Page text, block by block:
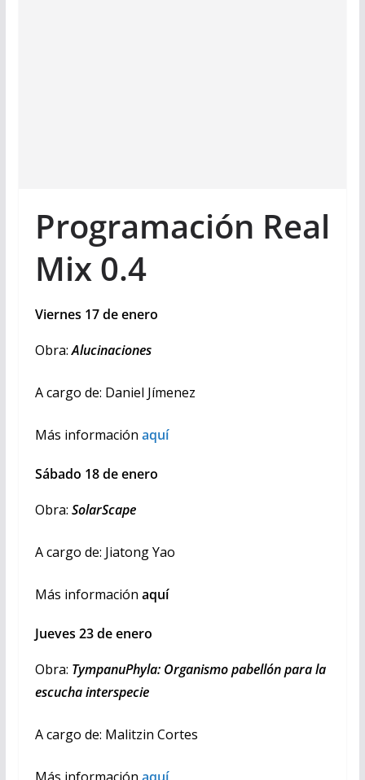
Programación Real
Mix 0.4
Viernes 17 de enero
Obra:Alucinaciones
A cargo de: Daniel Jímenez
Más información aquí
Sábado 18 de enero
Obra: SolarScape
A cargo de: Jiatong Yao
Más información aquí
Jueves 23 de enero
Obra: TympanuPhyla: Organismo pabellón para la
escucha interspecie
A cargo de: Malitzin Cortes